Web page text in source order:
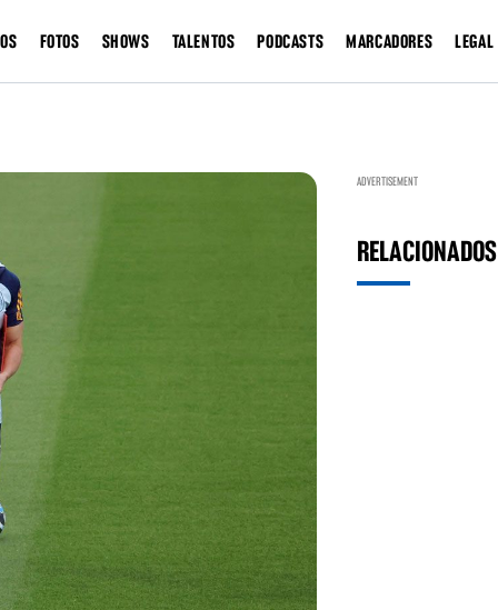
FOTOS SHOWS TALENTOS PODCASTS MARCADORES LEGAL
ADVERTISEMENT
RELACIONADOS